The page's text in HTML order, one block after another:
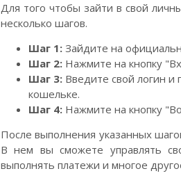
Для того чтобы зайти в свой
несколько шагов.
Шаг 1: Зайдите на
Шаг 2: Нажмите на кнопку
Шаг 3: Введите свой логин и
кошельке.
Шаг 4: Нажмите на кнопку
После выполнения указанных
В нем вы сможете управлять
выполнять платежи и многое